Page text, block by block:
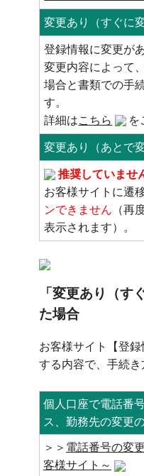
変更あり（すぐに変
登録情報に変更が
変更内容によって
場合と書類での手
す。
詳細はこちら を
変更あり（あとで変
推奨していませ
お客様サイトに遷
ンできません （再
表示されます）。
「変更あり（す
た場合
お客様サイト【登
する内容で、手続き
個人口座で電話番
ス、勤務先の変更
＞＞ 電話番号の変
客様サイト～